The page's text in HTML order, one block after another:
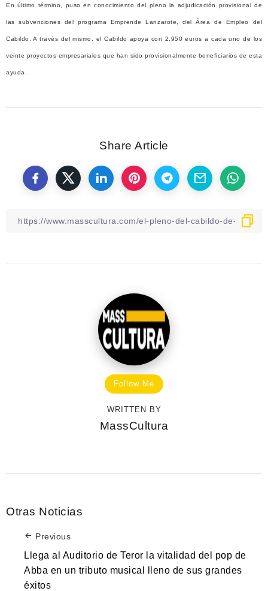
En último término, puso en conocimiento del pleno la adjudicación provisional de
las subvenciones del programa Emprende Lanzarote, del Área de Empleo del
Cabildo. A través del mismo, el Cabildo apoya con 2.950 euros a cada uno de los
veinte proyectos empresariales que han sido provisionalmente beneficiarios de esta
ayuda.
Share Article
Follow Me
WRITTEN BY
MassCultura
Otras Noticias
Previous
Llega al Auditorio de Teror la vitalidad del pop de
Abba en un tributo musical lleno de sus grandes
éxitos